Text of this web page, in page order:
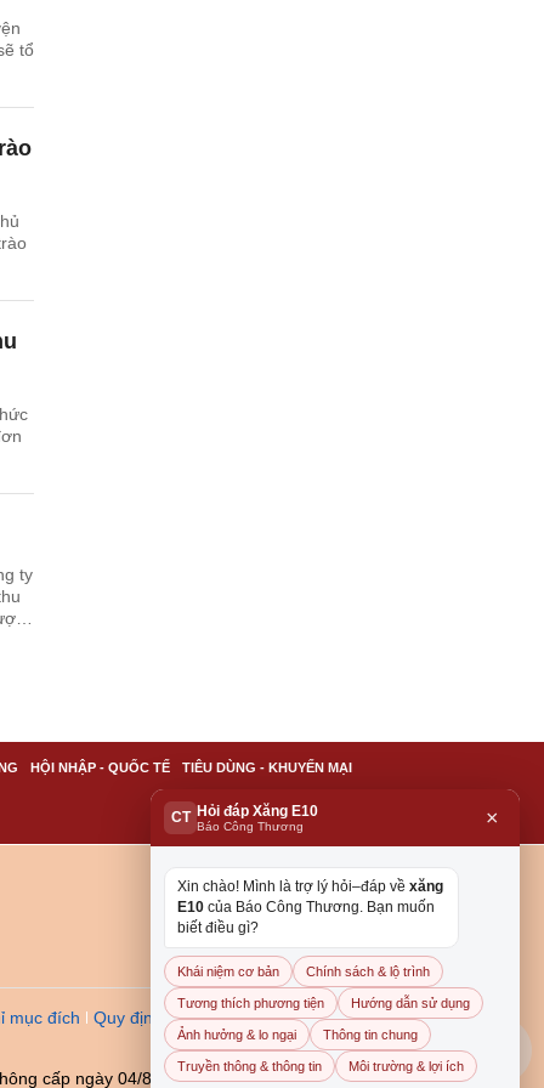
tổ
ty
HỘI NHẬP - QUỐC TẾ TIÊU DÙNG - KHUYẾN MẠI
mục đích
Quy định dẫn
cấp ngày 04/8/2023
CT Hỏi đáp Xăng E10
Báo Công Thương ×
Xin chào! Mình là trợ lý hỏi–đáp về xăng
E10 của Báo Công Thương. Bạn muốn
biết điều gì?
Khái niệm cơ bản Chính sách & lộ trình
Tương thích phương tiện Hướng dẫn sử dụng
Ảnh hưởng & lo ngại Thông tin chung
Truyền thông & thông tin Môi trường & lợi ích